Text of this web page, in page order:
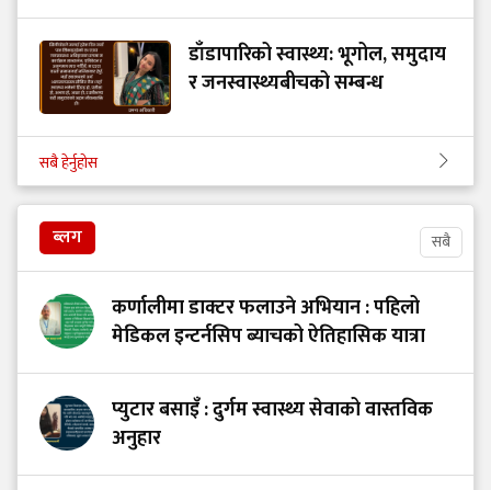
डाँडापारिको स्वास्थ्य: भूगोल, समुदाय
र जनस्वास्थ्यबीचको सम्बन्ध
सबै हेर्नुहोस
ब्लग सबै
कर्णालीमा डाक्टर फलाउने अभियान : पहिलो
मेडिकल इन्टर्नसिप ब्याचको ऐतिहासिक यात्रा
प्युटार बसाइँ : दुर्गम स्वास्थ्य सेवाको वास्तविक
अनुहार